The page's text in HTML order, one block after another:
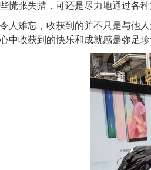
慌张失措，可还是尽力地通过各
人难忘， 收获到的并不只是与他
心中收获到的快乐和成就感是弥足